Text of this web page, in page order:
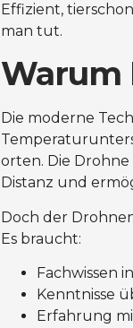
Effizient,
man tut.
Warum
Die moderne
orten. Die
Distanz und
Doch der
Es braucht:
Fachwissen
Kenntnisse
Erfahrung